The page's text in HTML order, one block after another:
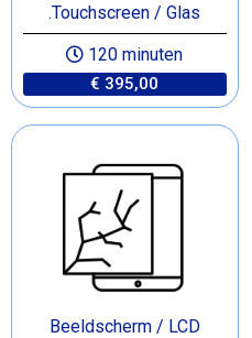
.Touchscreen / Glas
120 minuten
€ 395,00
Beeldscherm / LCD